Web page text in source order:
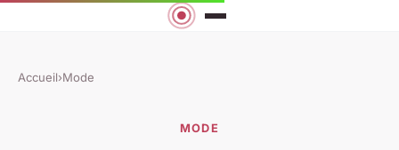
Accueil›Mode
MODE